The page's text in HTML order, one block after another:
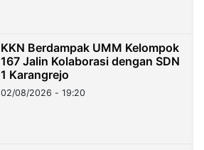
KKN Berdampak UMM Kelompok
167 Jalin Kolaborasi dengan SDN
1 Karangrejo
02/08/2026 - 19:20